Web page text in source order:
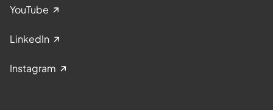
YouTube
LinkedIn
Instagram